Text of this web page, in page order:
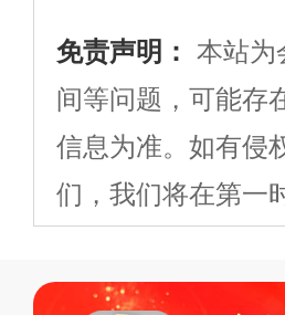
免责声明： 本站为
间等问题，可能存
信息为准。如有侵
们，我们将在第一
平台
标、LOGO 等）知